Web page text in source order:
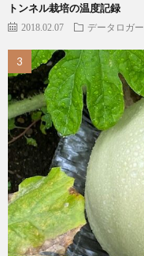
トンネル栽培の温度記録
2018.02.07 データロガー